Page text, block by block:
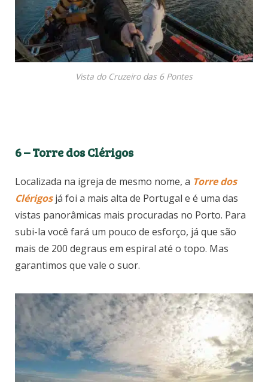
Vista do Cruzeiro das 6 Pontes
6 – Torre dos Clérigos
Localizada na igreja de mesmo nome, a Torre dos
Clérigosjá foi a mais alta de Portugal e é uma das
vistas panorâmicas mais procuradas no Porto. Para
subi-la você fará um pouco de esforço, já que são
mais de 200 degraus em espiral até o topo. Mas
garantimos que vale o suor.